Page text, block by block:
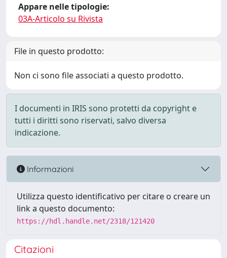
Appare nelle tipologie:
03A-Articolo su Rivista
File in questo prodotto:
Non ci sono file associati a questo prodotto.
I documenti in IRIS sono protetti da copyright e
tutti i diritti sono riservati, salvo diversa
indicazione.
Informazioni
Utilizza questo identificativo per citare o creare un
link a questo documento:
https://hdl.handle.net/2318/121420
Citazioni